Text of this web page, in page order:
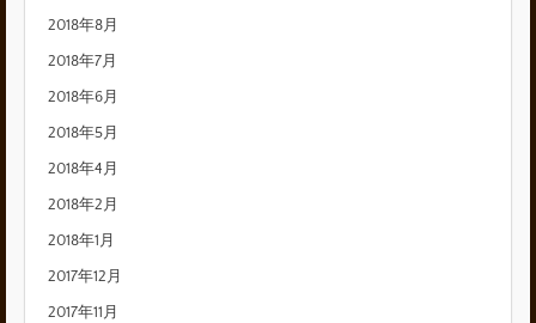
2018年8月
2018年7月
2018年6月
2018年5月
2018年4月
2018年2月
2018年1月
2017年12月
2017年11月